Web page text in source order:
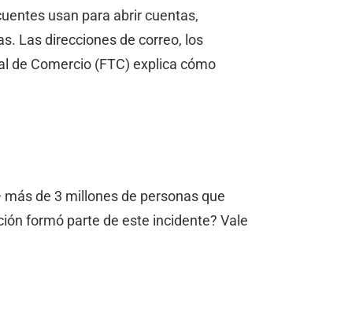
usan para abrir cuentas,
Las direcciones de correo, los
de Comercio (FTC) explica cómo
de 3 millones de personas que
formó parte de este incidente? Vale